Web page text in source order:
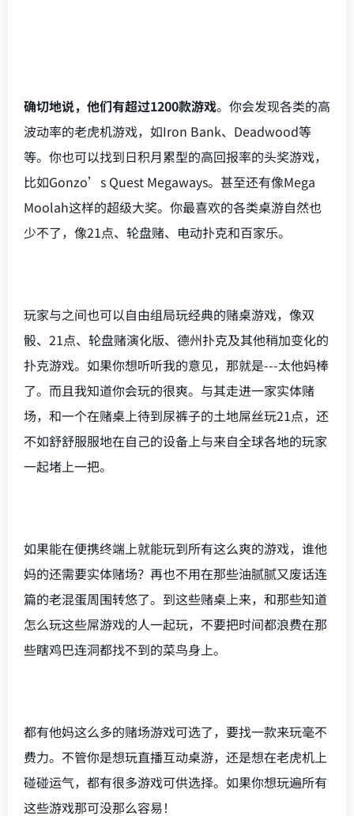
确切地说，他们有超过1200款游戏。你会发现各类的高
波动率的老虎机游戏，如Iron Bank、Deadwood等
等。你也可以找到日积月累型的高回报率的头奖游戏，
比如Gonzo’s Quest Megaways。甚至还有像Mega
Moolah这样的超级大奖。你最喜欢的各类桌游自然也
少不了，像21点、轮盘赌、电动扑克和百家乐。
玩家与之间也可以自由组局玩经典的赌桌游戏，像双
骰、21点、轮盘赌演化版、德州扑克及其他稍加变化的
扑克游戏。如果你想听听我的意见，那就是---太他妈棒
了。而且我知道你会玩的很爽。与其走进一家实体赌
场，和一个在赌桌上待到尿裤子的土地屌丝玩21点，还
不如舒舒服服地在自己的设备上与来自全球各地的玩家
一起堵上一把。
如果能在便携终端上就能玩到所有这么爽的游戏，谁他
妈的还需要实体赌场？再也不用在那些油腻腻又废话连
篇的老混蛋周围转悠了。到这些赌桌上来，和那些知道
怎么玩这些屌游戏的人一起玩，不要把时间都浪费在那
些瞎鸡巴连洞都找不到的菜鸟身上。
都有他妈这么多的赌场游戏可选了，要找一款来玩毫不
费力。不管你是想玩直播互动桌游，还是想在老虎机上
碰碰运气，都有很多游戏可供选择。如果你想玩遍所有
这些游戏那可没那么容易！